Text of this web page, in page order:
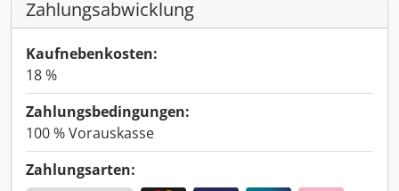
Zahlungsabwicklung
Kaufnebenkosten:
18 %
Zahlungsbedingungen:
100 % Vorauskasse
Zahlungsarten: